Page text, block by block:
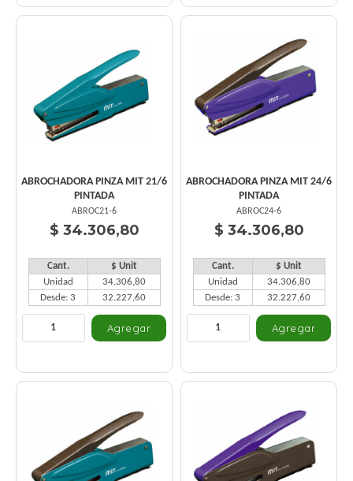
ABROCHADORA PINZA MIT 21/6
PINTADA
ABROC21-6
$ 34.306,80
Cant.
$ Unit
Unidad
34.306,80
Desde: 3
32.227,60
ABROCHADORA PINZA MIT 24/6
PINTADA
ABROC24-6
$ 34.306,80
Cant.
$ Unit
Unidad
34.306,80
Desde: 3
32.227,60